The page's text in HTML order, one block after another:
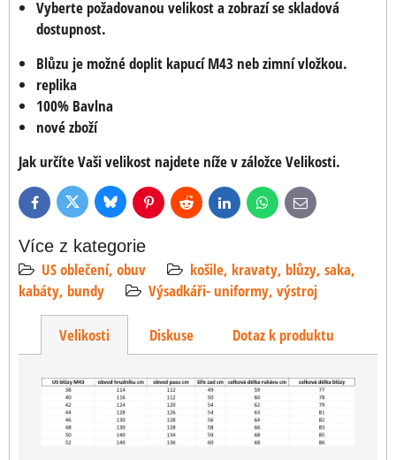
Vyberte požadovanou velikost a zobrazí se skladová
dostupnost.
Blůzu je možné doplit kapucí M43 neb zimní vložkou.
replika
100% Bavlna
nové zboží
Jak určíte Vaši velikost najdete níže v záložce Velikosti.
FacebookTwitter BlueskyPinterestReddit LinkedInWhatsApp
E-
mail
Více z kategorie
US oblečení, obuv
košile, kravaty, blůzy, saka,
kabáty, bundy
Výsadkáři- uniformy, výstroj
Velikosti Diskuse Dotaz k produktu